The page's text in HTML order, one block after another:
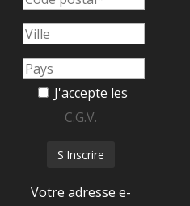
J'accepte les
C.G.V.
Votre adresse e-